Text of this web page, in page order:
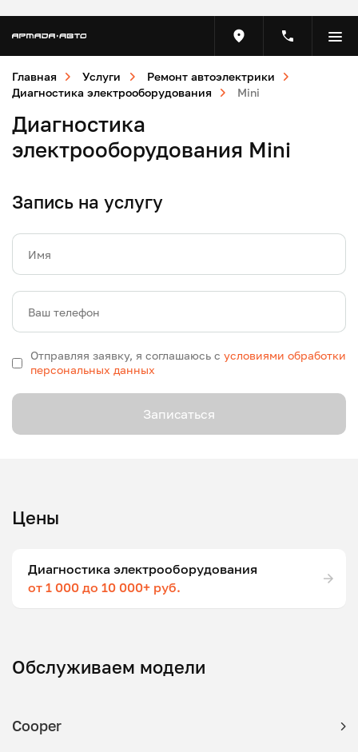
Главная Услуги
Ремонт автоэлектрики
Диагностика электрооборудования
Mini
Диагностика
электрооборудования Mini
Запись на услугу
Имя
Ваш телефон
Отправляя заявку, я соглашаюсь с условиями обработки
персональных данных
Записаться
Цены
Диагностика электрооборудования
от 1 000 до 10 000+ руб.
Обслуживаем модели
Cooper